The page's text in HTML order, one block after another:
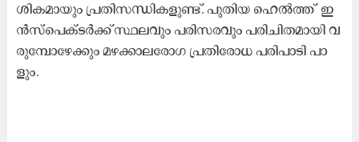
ശി​ക​മാ​യും പ്ര​തി​സ​ന്ധി​ക​ളു​ണ്ട്. പു​തി​യ ഹെ​ല്‍ത്ത് ഇ​
ന്‍സ്‌​പെ​ക്ട​ര്‍ക്ക് സ്ഥ​ല​വും പ​രി​സ​ര​വും പ​രി​ചി​ത​മാ​യി വ​
രു​മ്പോ​ഴേ​ക്കും മ​ഴ​ക്കാ​ല​രോ​ഗ പ്ര​തി​രോ​ധ പ​രി​പാ​ടി പാ​
ളും.